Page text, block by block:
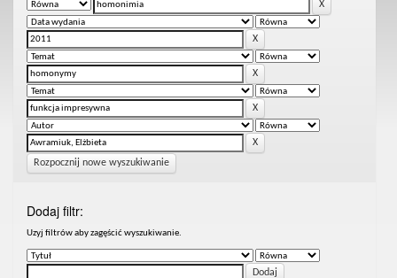
Rozpocznij nowe wyszukiwanie
Dodaj filtr:
Uzyj filtrów aby zagęścić wyszukiwanie.